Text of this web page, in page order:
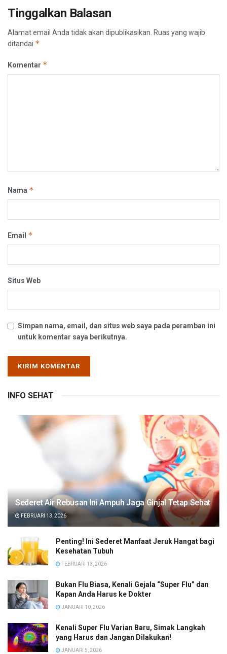
Tinggalkan Balasan
Alamat email Anda tidak akan dipublikasikan. Ruas yang wajib
ditandai *
Komentar *
Nama *
Email *
Situs Web
Simpan nama, email, dan situs web saya pada peramban ini
untuk komentar saya berikutnya.
INFO SEHAT
Sederet Air Rebusan Ini Ampuh Jaga Ginjal Tetap Sehat
FEBRUARI 13, 2026
Penting! Ini Sederet Manfaat Jeruk Hangat bagi
Kesehatan Tubuh
FEBRUARI 13, 2026
Bukan Flu Biasa, Kenali Gejala “Super Flu” dan
Kapan Anda Harus ke Dokter
JANUARI 10, 2026
Kenali Super Flu Varian Baru, Simak Langkah
yang Harus dan Jangan Dilakukan!
JANUARI 5, 2026